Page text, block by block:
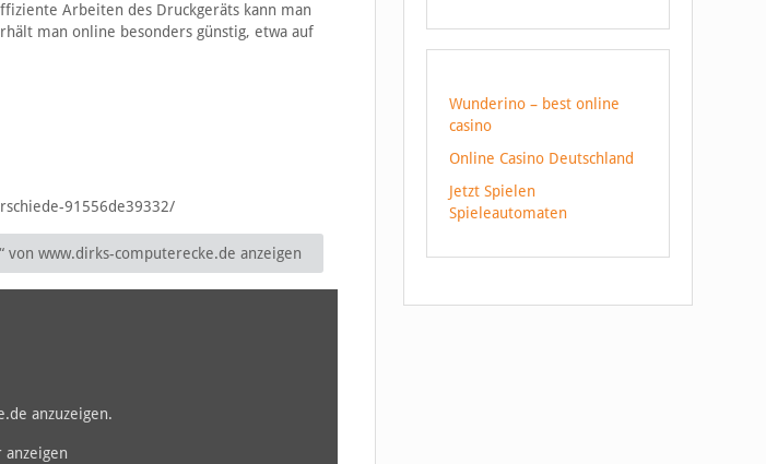
Arbeiten des Druckgeräts kann man
man online besonders günstig, etwa auf
91556de39332/
www.dirks-computerecke.de anzeigen
anzuzeigen.
Wunderino – best online
casino
Online Casino Deutschland
Jetzt Spielen
Spieleautomaten